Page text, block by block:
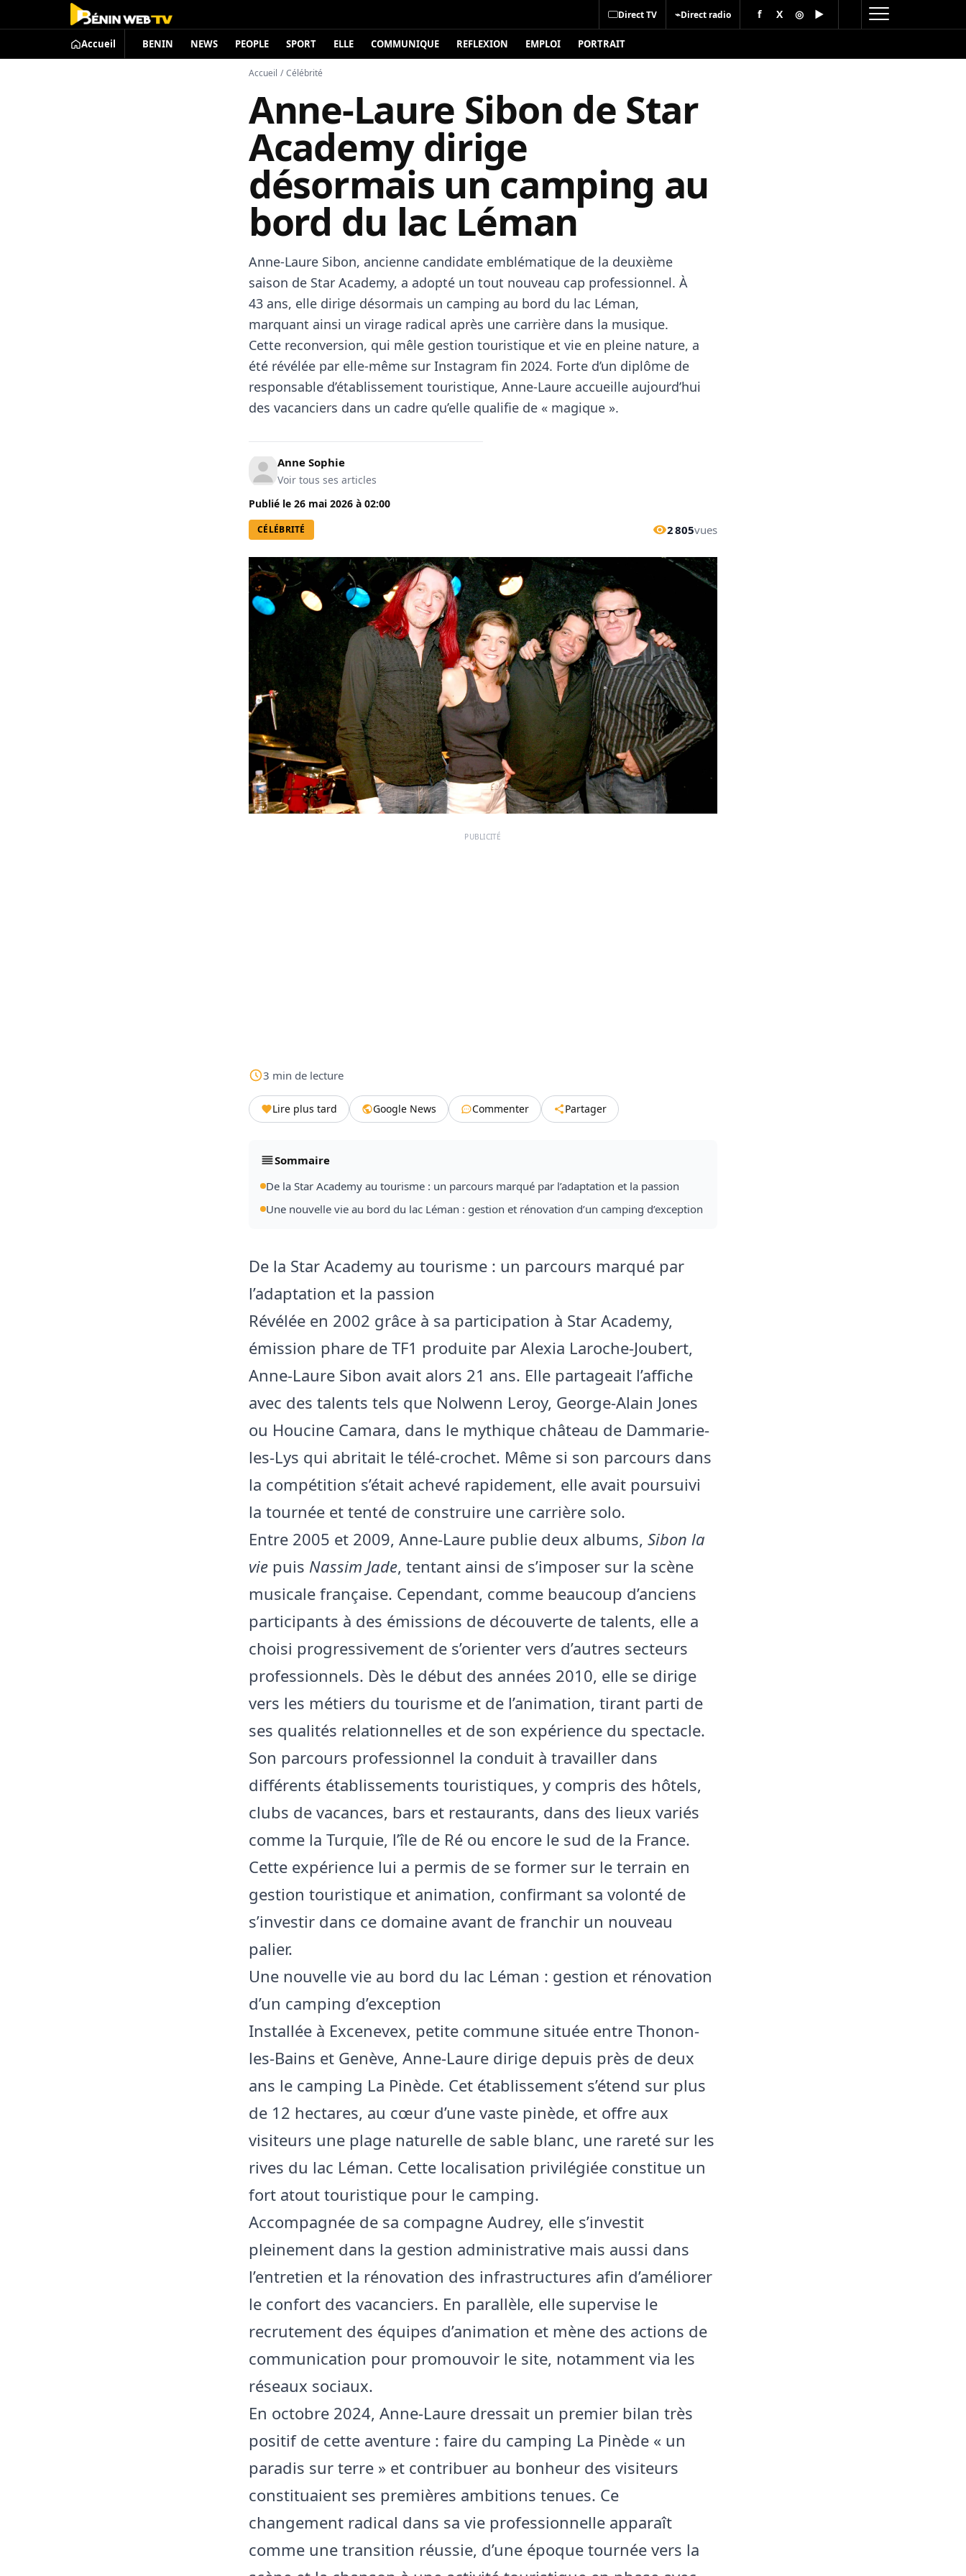
Direct TV ⌁Direct radio f X ◎ ▶
Accueil BENIN NEWS PEOPLE SPORT ELLE COMMUNIQUE REFLEXION EMPLOI PORTRAIT
Accueil / Célébrité
Anne-Laure Sibon de Star
Academy dirige
désormais un camping au
bord du lac Léman
Anne-Laure Sibon, ancienne candidate emblématique de la deuxième
saison de Star Academy, a adopté un tout nouveau cap professionnel. À
43 ans, elle dirige désormais un camping au bord du lac Léman,
marquant ainsi un virage radical après une carrière dans la musique.
Cette reconversion, qui mêle gestion touristique et vie en pleine nature, a
été révélée par elle-même sur Instagram fin 2024. Forte d’un diplôme de
responsable d’établissement touristique, Anne-Laure accueille aujourd’hui
des vacanciers dans un cadre qu’elle qualifie de « magique ».
Anne Sophie
Voir tous ses articles
Publié le 26 mai 2026 à 02:00
CÉLÉBRITÉ 2 805vues
PUBLICITÉ
3 min de lecture
Lire plus tard Google News Commenter Partager
Sommaire
De la Star Academy au tourisme : un parcours marqué par l’adaptation et la passion
Une nouvelle vie au bord du lac Léman : gestion et rénovation d’un camping d’exception
De la Star Academy au tourisme : un parcours marqué par
l’adaptation et la passion
Révélée en 2002 grâce à sa participation à Star Academy,
émission phare de TF1 produite par Alexia Laroche-Joubert,
Anne-Laure Sibon avait alors 21 ans. Elle partageait l’affiche
avec des talents tels que Nolwenn Leroy, George-Alain Jones
ou Houcine Camara, dans le mythique château de Dammarie-
les-Lys qui abritait le télé-crochet. Même si son parcours dans
la compétition s’était achevé rapidement, elle avait poursuivi
la tournée et tenté de construire une carrière solo.
Entre 2005 et 2009, Anne-Laure publie deux albums, Sibon la
vie puis Nassim Jade, tentant ainsi de s’imposer sur la scène
musicale française. Cependant, comme beaucoup d’anciens
participants à des émissions de découverte de talents, elle a
choisi progressivement de s’orienter vers d’autres secteurs
professionnels. Dès le début des années 2010, elle se dirige
vers les métiers du tourisme et de l’animation, tirant parti de
ses qualités relationnelles et de son expérience du spectacle.
Son parcours professionnel la conduit à travailler dans
différents établissements touristiques, y compris des hôtels,
clubs de vacances, bars et restaurants, dans des lieux variés
comme la Turquie, l’île de Ré ou encore le sud de la France.
Cette expérience lui a permis de se former sur le terrain en
gestion touristique et animation, confirmant sa volonté de
s’investir dans ce domaine avant de franchir un nouveau
palier.
Une nouvelle vie au bord du lac Léman : gestion et rénovation
d’un camping d’exception
Installée à Excenevex, petite commune située entre Thonon-
les-Bains et Genève, Anne-Laure dirige depuis près de deux
ans le camping La Pinède. Cet établissement s’étend sur plus
de 12 hectares, au cœur d’une vaste pinède, et offre aux
visiteurs une plage naturelle de sable blanc, une rareté sur les
rives du lac Léman. Cette localisation privilégiée constitue un
fort atout touristique pour le camping.
Accompagnée de sa compagne Audrey, elle s’investit
pleinement dans la gestion administrative mais aussi dans
l’entretien et la rénovation des infrastructures afin d’améliorer
le confort des vacanciers. En parallèle, elle supervise le
recrutement des équipes d’animation et mène des actions de
communication pour promouvoir le site, notamment via les
réseaux sociaux.
En octobre 2024, Anne-Laure dressait un premier bilan très
positif de cette aventure : faire du camping La Pinède « un
paradis sur terre » et contribuer au bonheur des visiteurs
constituaient ses premières ambitions tenues. Ce
changement radical dans sa vie professionnelle apparaît
comme une transition réussie, d’une époque tournée vers la